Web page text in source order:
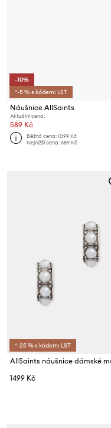
-10%
*-5 % s kódem: LST
Náušnice AllSaints
Aktuální cena:
589 Kč
Běžná cena:1099 Kč
Nejnižší cena:659 Kč
*-25 % s kódem: LST
1499 Kč